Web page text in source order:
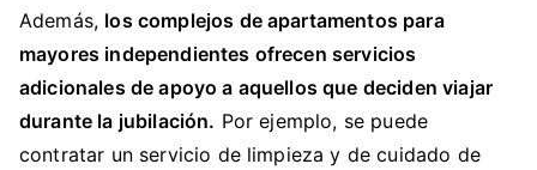
Además, los complejos de apartamentos para
mayores independientes ofrecen servicios
adicionales de apoyo a aquellos que deciden viajar
durante la jubilación. Por ejemplo, se puede
contratar un servicio de limpieza y de cuidado de